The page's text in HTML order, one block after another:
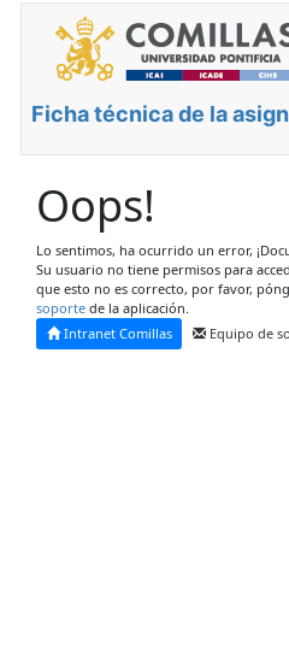
Ficha técnica de la
Oops!
Lo sentimos, ha ocurrido un error,
Su usuario no tiene permisos para
que esto no es correcto, por favor,
soporte de la aplicación.
Intranet Comillas
Equipo de